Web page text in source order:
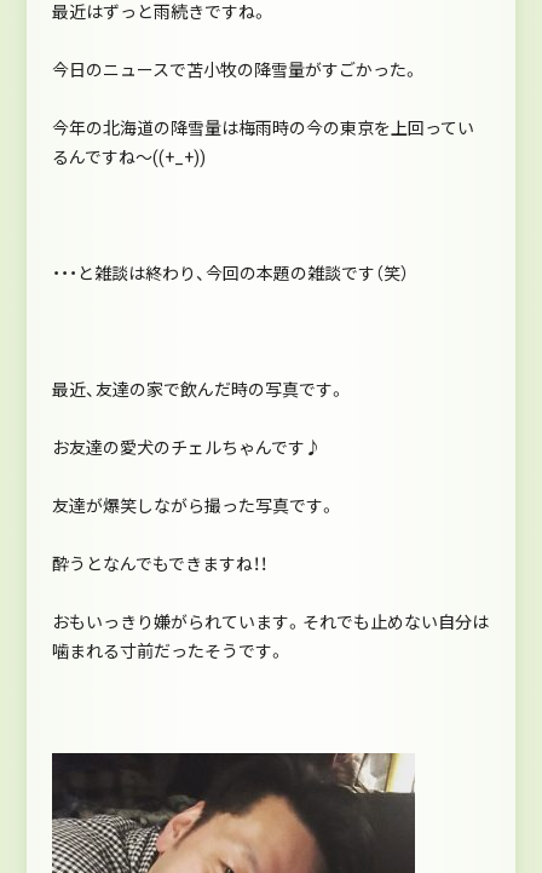
最近はずっと雨続きですね。
今日のニュースで苫小牧の降雪量がすごかった。
今年の北海道の降雪量は梅雨時の今の東京を上回ってい
るんですね～((+_+))
・・・と雑談は終わり、今回の本題の雑談です（笑）
最近、友達の家で飲んだ時の写真です。
お友達の愛犬のチェルちゃんです♪
友達が爆笑しながら撮った写真です。
酔うとなんでもできますね！！
おもいっきり嫌がられています。それでも止めない自分は
噛まれる寸前だったそうです。